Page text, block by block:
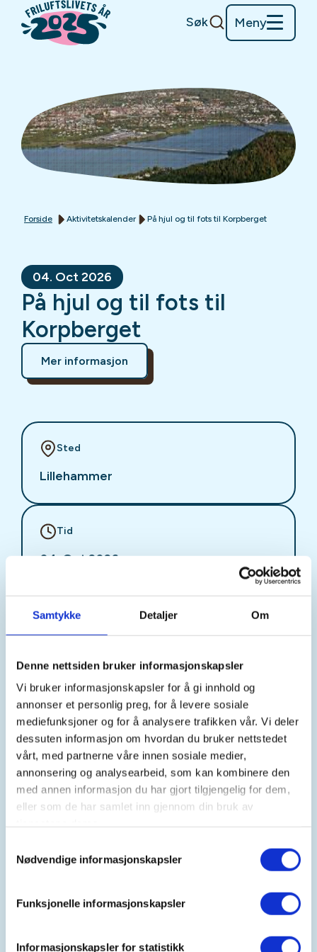
Samtykke Detaljer Om
Denne nettsiden bruker informasjonskapsler
Vi bruker informasjonskapsler for å gi innhold og
annonser et personlig preg, for å levere sosiale
mediefunksjoner og for å analysere trafikken vår. Vi deler
dessuten informasjon om hvordan du bruker nettstedet
vårt, med partnerne våre innen sosiale medier,
annonsering og analysearbeid, som kan kombinere den
med annen informasjon du har gjort tilgjengelig for dem,
eller som de har samlet inn gjennom din bruk av
Nødvendige informasjonskapsler
Funksjonelle informasjonskapsler
Informasjonskapsler for statistikk
Søk Meny
Forside Aktivitetskalender På hjul og til fots til Korpberget
04. Oct 2026
På hjul og til fots til
Korpberget
Mer informasjon
Sted
Lillehammer
Tid
04. Oct 2026
Arrangør
DNT Lillehammer
Kontaktperson
Elisabeth Hasselknippe
https://91839944
elihasse@online.no
Søndag